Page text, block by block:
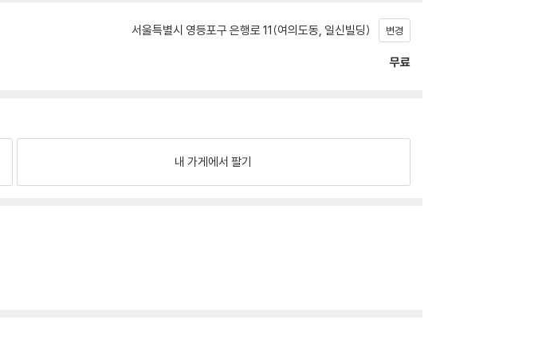
서울특별시 영등포구 은행로 11(여의도동, 일신빌딩) 변경
무료
내 가게에서 팔기